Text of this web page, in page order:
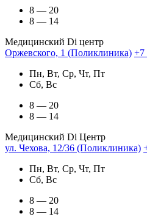
8 — 20
8 — 14
Медицинский Di центр
Оржевского, 1 (Поликлиника) +7
Пн, Вт, Ср, Чт, Пт
Сб, Вс
8 — 20
8 — 14
Медицинский Di Центр
ул. Чехова, 12/36 (Поликлиника)
Пн, Вт, Ср, Чт, Пт
Сб, Вс
8 — 20
8 — 14